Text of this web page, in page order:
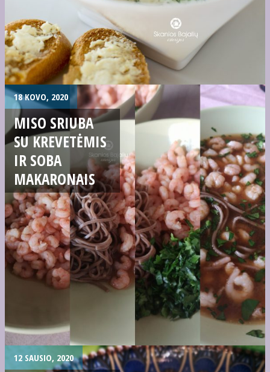
18 KOVO, 2020
MISO SRIUBA
SU KREVETĖMIS
IR SOBA
MAKARONAIS
12 SAUSIO, 2020